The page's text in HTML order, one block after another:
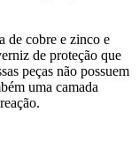
de cobre e zinco e
de proteção que
peças não possuem
uma camada